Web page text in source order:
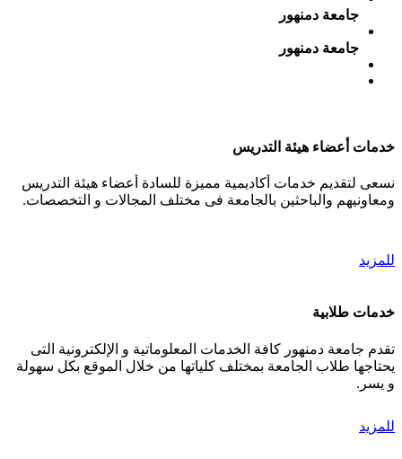
جامعة دمنهور
جامعة دمنهور
خدمات أعضاء هيئة التدريس
نسعى لتقديم خدمات أكاديمية مميزة للسادة أعضاء هيئة التدريس
ومعاونيهم والباحثين بالجامعة فى مختلف المجالات و التخصصات.
للمزيد
خدمات طلابية
تقدم جامعة دمنهور كافة الخدمات المعلوماتية و الإلكترونية التى
يحتاجها طلاب الجامعة بمختلف كلياتها من خلال الموقع بكل سهولة
و يسر.
للمزيد